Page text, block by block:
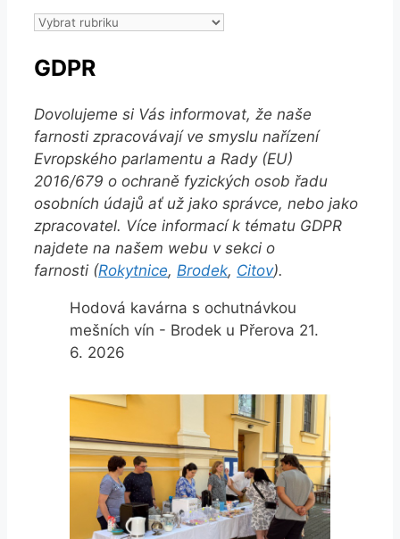
Archiv
GDPR
Dovolujeme si Vás informovat, že naše
farnosti zpracovávají ve smyslu nařízení
Evropského parlamentu a Rady (EU)
2016/679 o ochraně fyzických osob řadu
osobních údajů ať už jako správce, nebo jako
zpracovatel. Více informací k tématu GDPR
najdete na našem webu v sekci o
farnosti (Rokytnice, Brodek, Citov).
Hodová kavárna s ochutnávkou
mešních vín - Brodek u Přerova 21.
6. 2026